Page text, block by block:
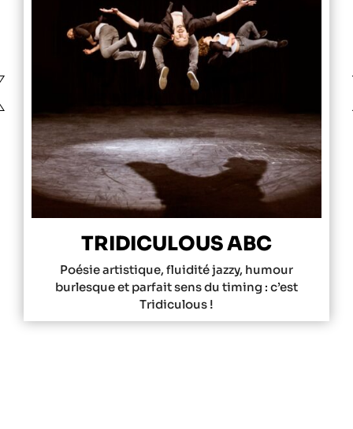
TRIDICULOUS ABC
Poésie artistique, fluidité jazzy, humour
burlesque et parfait sens du timing : c’est
Tridiculous !